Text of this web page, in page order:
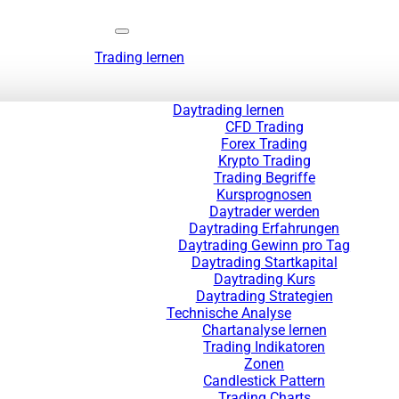
Trading lernen
Daytrading lernen
CFD Trading
Forex Trading
Krypto Trading
Trading Begriffe
Kursprognosen
Daytrader werden
Daytrading Erfahrungen
Daytrading Gewinn pro Tag
Daytrading Startkapital
Daytrading Kurs
Daytrading Strategien
Technische Analyse
Chartanalyse lernen
Trading Indikatoren
Zonen
Candlestick Pattern